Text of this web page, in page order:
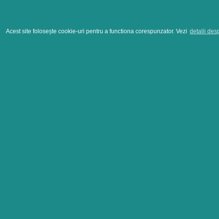
Acest site folosește cookie-uri pentru a functiona corespunzator. Vezi detalii